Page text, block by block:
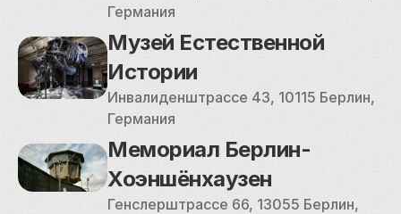
Германия
Музей Естественной
Истории
Инвалиденштрассе 43, 10115 Берлин,
Германия
Мемориал Берлин-
Хоэншёнхаузен
Генслерштрассе 66, 13055 Берлин,